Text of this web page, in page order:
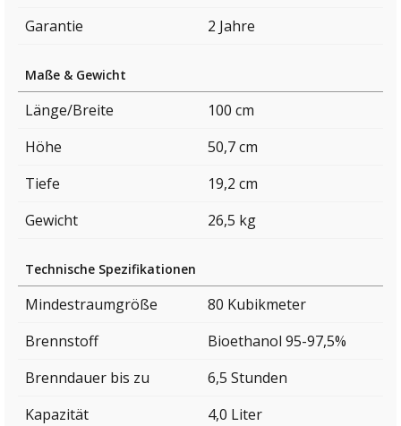
Garantie
2 Jahre
Maße & Gewicht
Länge/Breite
100 cm
Höhe
50,7 cm
Tiefe
19,2 cm
Gewicht
26,5 kg
Technische Spezifikationen
Mindestraumgröße
80 Kubikmeter
Brennstoff
Bioethanol 95-97,5%
Brenndauer bis zu
6,5 Stunden
Kapazität
4,0 Liter